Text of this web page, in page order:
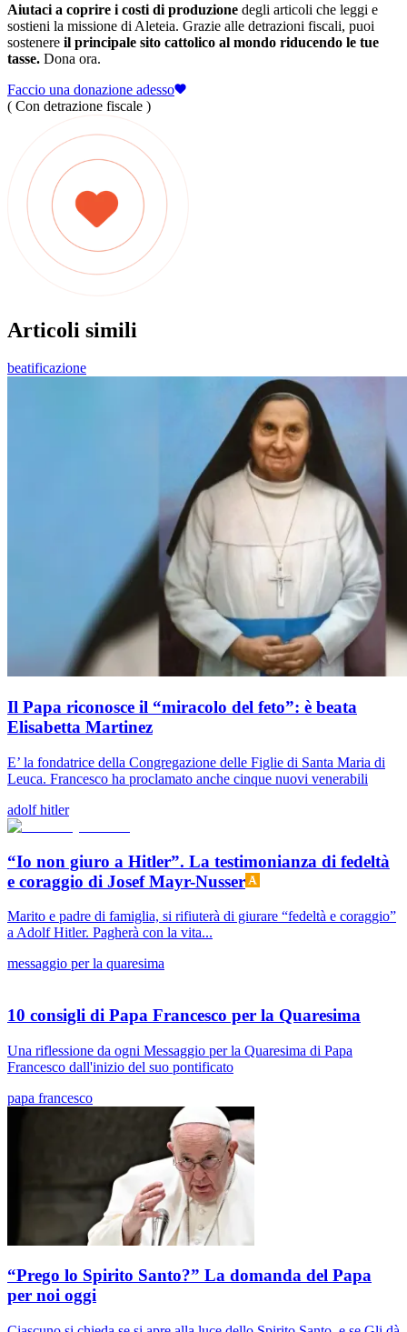
Aiutaci a coprire i costi di produzione degli articoli che leggi e
sostieni la missione di Aleteia. Grazie alle detrazioni fiscali, puoi
sostenere il principale sito cattolico al mondo riducendo le tue
tasse. Dona ora.
Faccio una donazione adesso
( Con detrazione fiscale )
Articoli simili
beatificazione
Il Papa riconosce il “miracolo del feto”: è beata
Elisabetta Martinez
E’ la fondatrice della Congregazione delle Figlie di Santa Maria di
Leuca. Francesco ha proclamato anche cinque nuovi venerabili
adolf hitler
“Io non giuro a Hitler”. La testimonianza di fedeltà
e coraggio di Josef Mayr-Nusser
Marito e padre di famiglia, si rifiuterà di giurare “fedeltà e coraggio”
a Adolf Hitler. Pagherà con la vita...
messaggio per la quaresima
10 consigli di Papa Francesco per la Quaresima
Una riflessione da ogni Messaggio per la Quaresima di Papa
Francesco dall'inizio del suo pontificato
papa francesco
“Prego lo Spirito Santo?” La domanda del Papa
per noi oggi